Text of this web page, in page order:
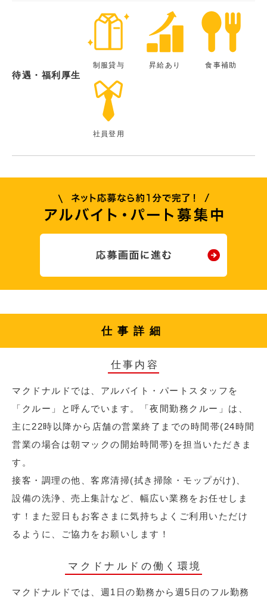
待遇・福利厚生
制服貸与 昇給あり 食事補助
社員登用
仕事詳細
仕事内容
マクドナルドでは、アルバイト・パートスタッフを
「クルー」と呼んでいます。「夜間勤務クルー」は、
主に22時以降から店舗の営業終了までの時間帯(24時間
営業の場合は朝マックの開始時間帯)を担当いただきま
す。
接客・調理の他、客席清掃(拭き掃除・モップがけ)、
設備の洗浄、売上集計など、幅広い業務をお任せしま
す！また翌日もお客さまに気持ちよくご利用いただけ
るように、ご協力をお願いします！
マクドナルドの働く環境
マクドナルドでは、週1日の勤務から週5日のフル勤務